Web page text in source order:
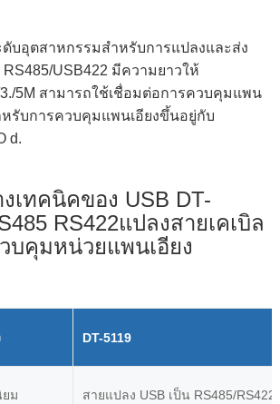
ดับอุตสาหกรรมสำหรับการแปลงและส่ง
USB422 มีความยาวให้
3./5M สามารถใช้เชื่อมต่อการควบคุมแพน
รับการควบคุมแพนเอียงขึ้นอยู่กับ
d.
เทคนิคของ USB DT-
RS422แปลงสายเคเบิล
บคุมหน่วยแพนเอียง
DT-5119
ม สายแปลง USB เป็น RS485/RS422